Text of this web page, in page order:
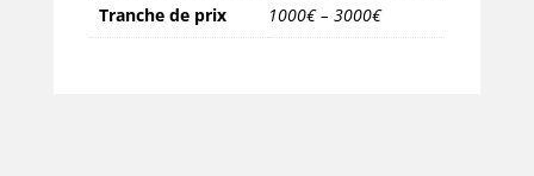
Tranche de prix
1000€ – 3000€